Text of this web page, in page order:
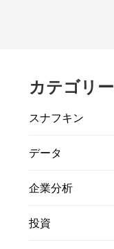
カテゴリー
スナフキン
データ
企業分析
投資